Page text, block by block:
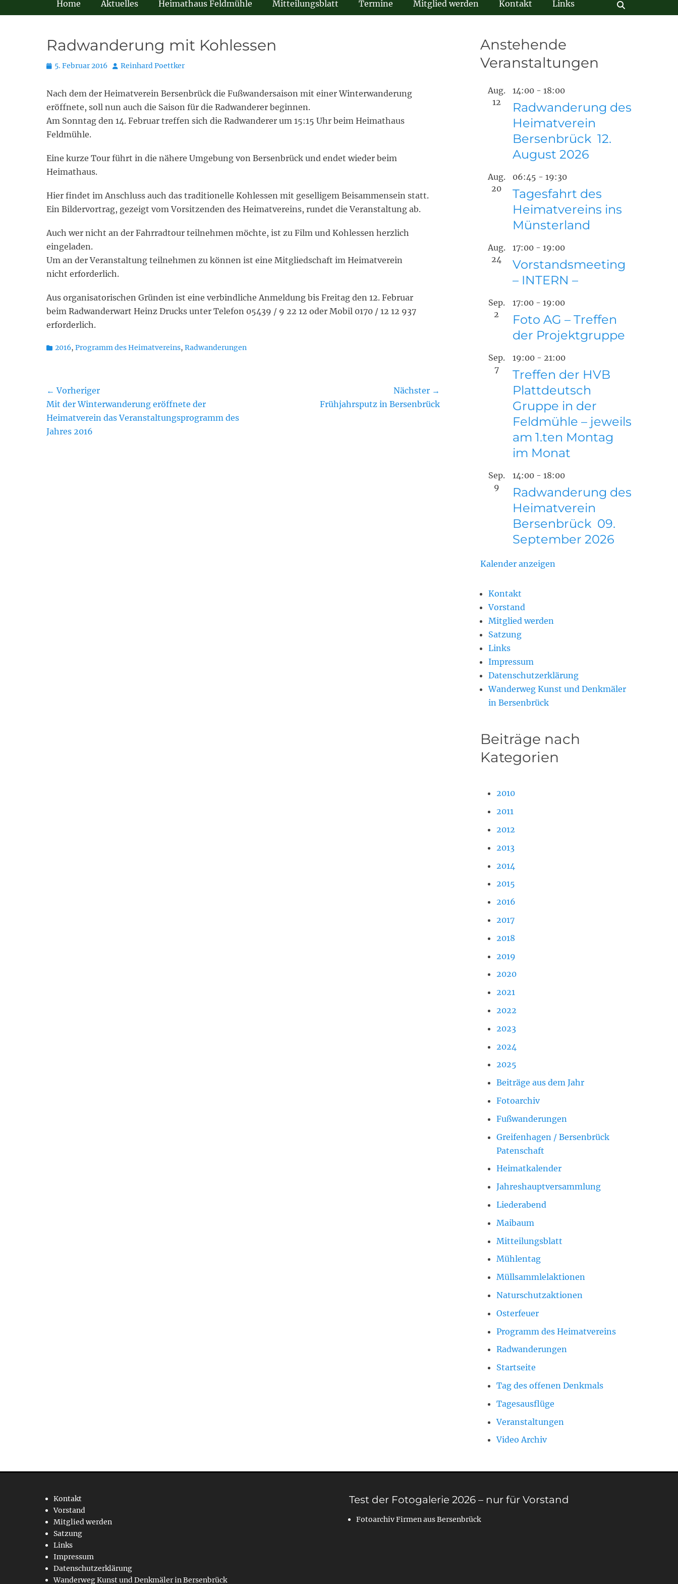
Home Aktuelles Heimathaus Feldmühle Mitteilungsblatt Termine Mitglied werden Kontakt Links
Radwanderung mit Kohlessen
Posted
5. Februar 2016 Autor
Reinhard Poettker
Nach dem der Heimatverein Bersenbrück die Fußwandersaison mit einer Winterwanderung
eröffnete, soll nun auch die Saison für die Radwanderer beginnen.
Am Sonntag den 14. Februar treffen sich die Radwanderer um 15:15 Uhr beim Heimathaus
Feldmühle.
Eine kurze Tour führt in die nähere Umgebung von Bersenbrück und endet wieder beim
Heimathaus.
Hier findet im Anschluss auch das traditionelle Kohlessen mit geselligem Beisammensein statt.
Ein Bildervortrag, gezeigt vom Vorsitzenden des Heimatvereins, rundet die Veranstaltung ab.
Auch wer nicht an der Fahrradtour teilnehmen möchte, ist zu Film und Kohlessen herzlich
eingeladen.
Um an der Veranstaltung teilnehmen zu können ist eine Mitgliedschaft im Heimatverein
nicht erforderlich.
Aus organisatorischen Gründen ist eine verbindliche Anmeldung bis Freitag den 12. Februar
beim Radwanderwart Heinz Drucks unter Telefon 05439 / 9 22 12 oder Mobil 0170 / 12 12 937
erforderlich.
Kategorien
2016, Programm des Heimatvereins, Radwanderungen
Beitragsnavigation
← Vorheriger
Vorheriger
Beitrag:
Mit der Winterwanderung eröffnete der
Heimatverein das Veranstaltungsprogramm des
Jahres 2016
Nächster →
Frühjahrsputz in Bersenbrück
Anstehende
Veranstaltungen
Aug.
12
14:00 - 18:00
Radwanderung des
Heimatverein
Bersenbrück 12.
August 2026
Aug.
20
06:45 - 19:30
Tagesfahrt des
Heimatvereins ins
Münsterland
Aug.
24
17:00 - 19:00
Vorstandsmeeting
– INTERN –
Sep.
2
17:00 - 19:00
Foto AG – Treffen
der Projektgruppe
Sep.
7
19:00 - 21:00
Treffen der HVB
Plattdeutsch
Gruppe in der
Feldmühle – jeweils
am 1.ten Montag
im Monat
Sep.
9
14:00 - 18:00
Radwanderung des
Heimatverein
Bersenbrück 09.
September 2026
Kalender anzeigen
Kontakt
Vorstand
Mitglied werden
Satzung
Links
Impressum
Datenschutzerklärung
Wanderweg Kunst und Denkmäler
in Bersenbrück
Beiträge nach
Kategorien
2010
2011
2012
2013
2014
2015
2016
2017
2018
2019
2020
2021
2022
2023
2024
2025
Beiträge aus dem Jahr
Fotoarchiv
Fußwanderungen
Greifenhagen / Bersenbrück
Patenschaft
Heimatkalender
Jahreshauptversammlung
Liederabend
Maibaum
Mitteilungsblatt
Mühlentag
Müllsammlelaktionen
Naturschutzaktionen
Osterfeuer
Programm des Heimatvereins
Radwanderungen
Startseite
Tag des offenen Denkmals
Tagesausflüge
Veranstaltungen
Video Archiv
Kontakt
Vorstand
Mitglied werden
Satzung
Links
Impressum
Datenschutzerklärung
Wanderweg Kunst und Denkmäler in Bersenbrück
Test der Fotogalerie 2026 – nur für Vorstand
Fotoarchiv Firmen aus Bersenbrück